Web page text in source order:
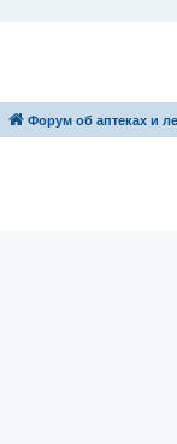
Форум об аптеках и